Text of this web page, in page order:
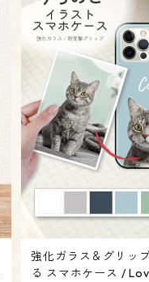
強化ガラス＆グリッ
る スマホケース /